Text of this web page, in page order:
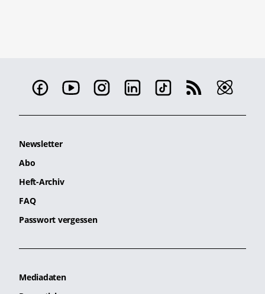
Newsletter
Abo
Heft-Archiv
FAQ
Passwort vergessen
Mediadaten